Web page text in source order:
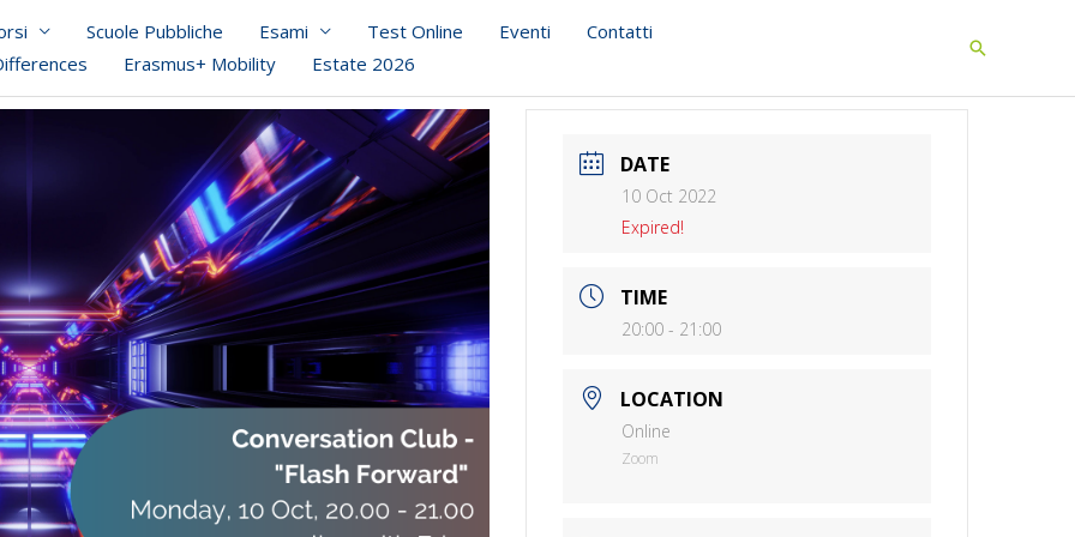
Scuole Pubbliche Esami Test Online Eventi
Contatti
Erasmus+ Mobility Estate 2026 Search
DATE
10 Oct 2022
Expired!
TIME
20:00 - 21:00
LOCATION
Online
Zoom